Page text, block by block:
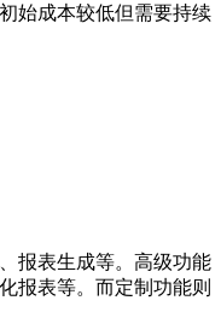
始成本较低但需要持续
报表生成等。高级功能
报表等。而定制功能则